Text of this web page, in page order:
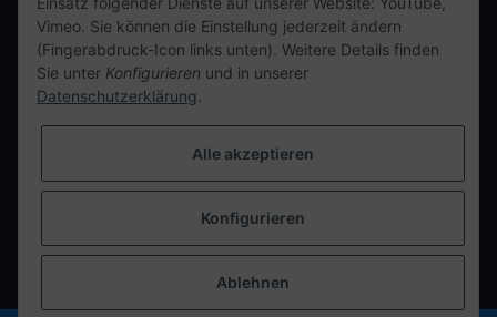
Kontaktdaten
tweet
teilen
Vertrag widerrufen
* Alle Preise inkl. gesetzlicher USt., zzgl.Versand
Vimeo. Sie können die Einstellung jederzeit ändern
(Fingerabdruck-Icon links unten). Weitere Details finden
Sie unter Konfigurieren und in unserer
Datenschutzerklärung.
Alle akzeptieren
Konfigurieren
Ablehnen